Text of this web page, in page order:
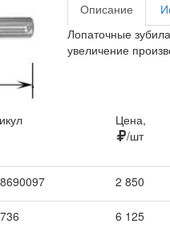
Описание
Лопаточные
увеличение
Цена,
/шт
/шт
2 850
6 125